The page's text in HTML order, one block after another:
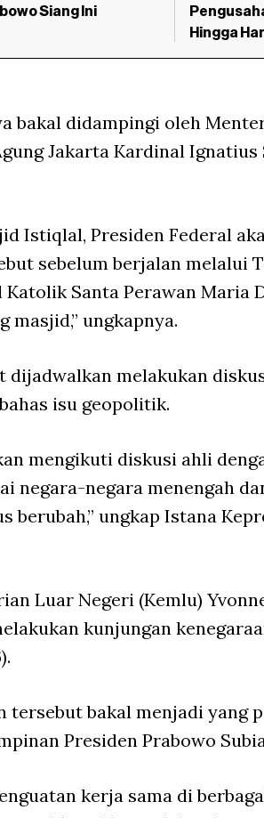
Siang Ini
Hingga
bakal didampingi oleh
Jakarta Kardinal Ignatius
Istiqlal, Presiden Federal
sebelum berjalan melalui
Santa Perawan Maria
masjid,” ungkapnya.
melakukan
isu geopolitik.
mengikuti diskusi ahli
negara-negara menengah
berubah,” ungkap Istana
Luar Negeri (Kemlu)
kunjungan
tersebut bakal menjadi yang
Presiden Prabowo
kerja sama di